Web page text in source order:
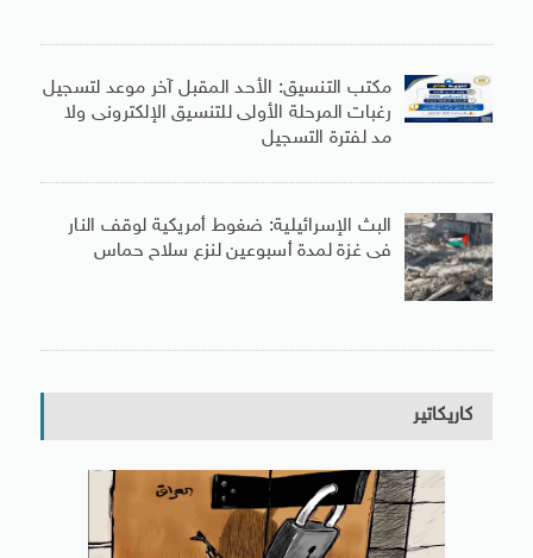
مكتب التنسيق: الأحد المقبل آخر موعد لتسجيل
رغبات المرحلة الأولى للتنسيق الإلكترونى ولا
مد لفترة التسجيل
البث الإسرائيلية: ضغوط أمريكية لوقف النار
فى غزة لمدة أسبوعين لنزع سلاح حماس
كاريكاتير